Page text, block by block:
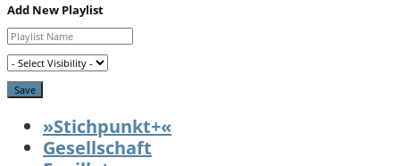
Add New Playlist
»Stichpunkt+«
Gesellschaft